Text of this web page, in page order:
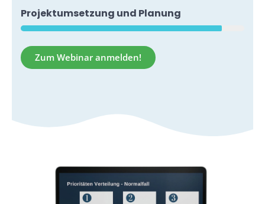
Projektumsetzung und Planung
Zum Webinar anmelden!